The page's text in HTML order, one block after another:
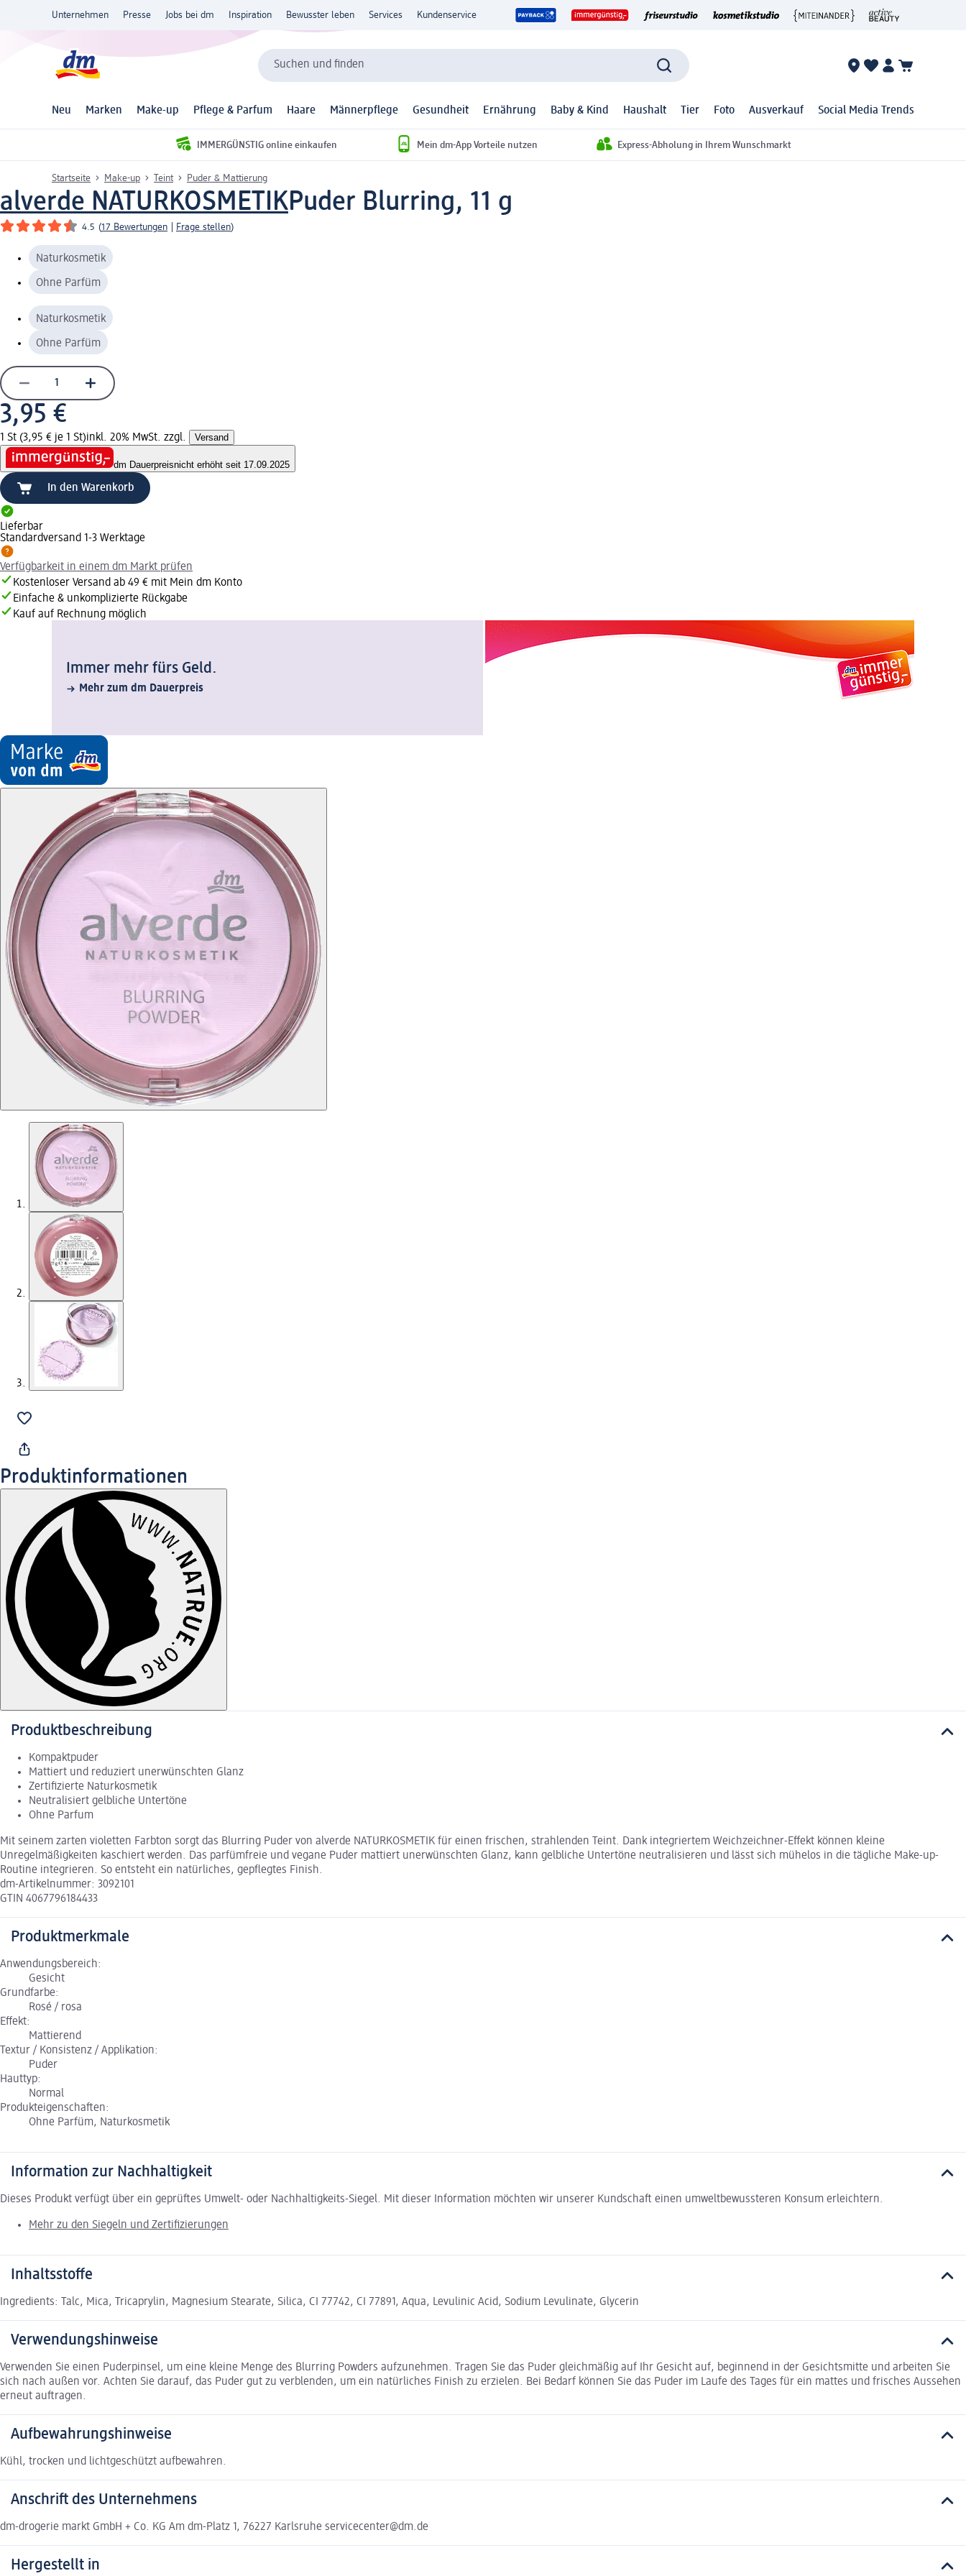
Unternehmen Presse Jobs bei dm Inspiration Bewusster leben Services Kundenservice
Suchen und finden
Neu Marken Make-up Pflege & Parfum Haare Männerpflege Gesundheit Ernährung Baby & Kind Haushalt Tier Foto Ausverkauf Social Media Trends
IMMERGÜNSTIG online einkaufen Mein dm-App Vorteile nutzen Express-Abholung in Ihrem Wunschmarkt
Startseite Make-up Teint Puder & Mattierung
alverde NATURKOSMETIKPuder Blurring, 11 g
4.5 (17 Bewertungen Frage stellen)
Naturkosmetik
Ohne Parfüm
Naturkosmetik
Ohne Parfüm
3,95 €
1 St (3,95 € je 1 St)inkl. 20% MwSt. zzgl. Versand
dm Dauerpreisnicht erhöht seit 17.09.2025
In den Warenkorb
Lieferbar
Standardversand 1-3 Werktage
Verfügbarkeit in einem dm Markt prüfen
Kostenloser Versand ab 49 € mit Mein dm Konto
Einfache & unkomplizierte Rückgabe
Kauf auf Rechnung möglich
Immer mehr fürs Geld.
Mehr zum dm Dauerpreis
Produktinformationen
Produktbeschreibung
Kompaktpuder
Mattiert und reduziert unerwünschten Glanz
Zertifizierte Naturkosmetik
Neutralisiert gelbliche Untertöne
Ohne Parfum
Mit seinem zarten violetten Farbton sorgt das Blurring Puder von alverde NATURKOSMETIK für einen frischen, strahlenden Teint. Dank integriertem Weichzeichner-Effekt können kleine
Unregelmäßigkeiten kaschiert werden. Das parfümfreie und vegane Puder mattiert unerwünschten Glanz, kann gelbliche Untertöne neutralisieren und lässt sich mühelos in die tägliche Make-up-
Routine integrieren. So entsteht ein natürliches, gepflegtes Finish.
dm-Artikelnummer: 3092101
GTIN 4067796184433
Produktmerkmale
Anwendungsbereich:
Gesicht
Grundfarbe:
Rosé / rosa
Effekt:
Mattierend
Textur / Konsistenz / Applikation:
Puder
Hauttyp:
Normal
Produkteigenschaften:
Ohne Parfüm, Naturkosmetik
Information zur Nachhaltigkeit
Dieses Produkt verfügt über ein geprüftes Umwelt- oder Nachhaltigkeits-Siegel. Mit dieser Information möchten wir unserer Kundschaft einen umweltbewussteren Konsum erleichtern.
Mehr zu den Siegeln und Zertifizierungen
Inhaltsstoffe
Ingredients: Talc, Mica, Tricaprylin, Magnesium Stearate, Silica, CI 77742, CI 77891, Aqua, Levulinic Acid, Sodium Levulinate, Glycerin
Verwendungshinweise
Verwenden Sie einen Puderpinsel, um eine kleine Menge des Blurring Powders aufzunehmen. Tragen Sie das Puder gleichmäßig auf Ihr Gesicht auf, beginnend in der Gesichtsmitte und arbeiten Sie
sich nach außen vor. Achten Sie darauf, das Puder gut zu verblenden, um ein natürliches Finish zu erzielen. Bei Bedarf können Sie das Puder im Laufe des Tages für ein mattes und frisches Aussehen
erneut auftragen.
Aufbewahrungshinweise
Kühl, trocken und lichtgeschützt aufbewahren.
Anschrift des Unternehmens
dm-drogerie markt GmbH + Co. KG Am dm-Platz 1, 76227 Karlsruhe servicecenter@dm.de
Hergestellt in